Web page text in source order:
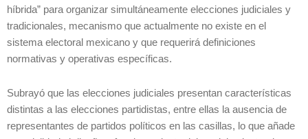
híbrida” para organizar simultáneamente elecciones judiciales y
tradicionales, mecanismo que actualmente no existe en el
sistema electoral mexicano y que requerirá definiciones
normativas y operativas específicas.
Subrayó que las elecciones judiciales presentan características
distintas a las elecciones partidistas, entre ellas la ausencia de
representantes de partidos políticos en las casillas, lo que añade